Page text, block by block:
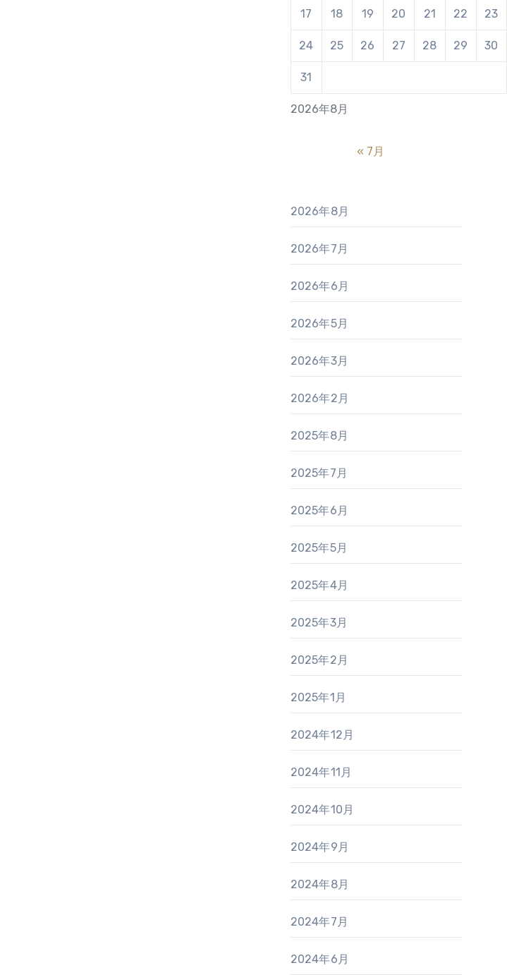
2026年8月
17 18 19 20 21 22 23
24 25 26 27 28 29 30
31
« 7月
2026年8月
2026年7月
2026年6月
2026年5月
2026年3月
2026年2月
2025年8月
2025年7月
2025年6月
2025年5月
2025年4月
2025年3月
2025年2月
2025年1月
2024年12月
2024年11月
2024年10月
2024年9月
2024年8月
2024年7月
2024年6月